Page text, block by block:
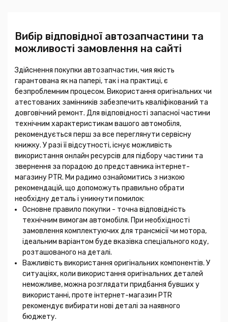
Вибір відповідної автозапчастини та
можливості замовлення на сайті
Здійснення покупки автозапчастин, чия якість
гарантована як на папері, так і на практиці, є
безпроблемним процесом. Використання оригінальних чи
атестованих замінників забезпечить кваліфікований та
довговічний ремонт. Для відповідності запасної частини
технічним характеристикам вашого автомобіля,
рекомендується перш за все переглянути сервісну
книжку. У разі її відсутності, існує можливість
використання онлайн ресурсів для підбору частини та
звернення за порадою до представника інтернет-
магазину PTR. Ми радимо ознайомитись з низкою
рекомендацій, що допоможуть правильно обрати
необхідну деталь і уникнути помилок:
Основне правило покупки - точна відповідність
технічним вимогам автомобіля. При необхідності
замовлення комплектуючих для трансмісії чи мотора,
ідеальним варіантом буде вказівка спеціального коду,
розташованого на деталі.
Важливість використання оригінальних компонентів. У
ситуаціях, коли використання оригінальних деталей
неможливе, можна розглядати придбання бувших у
використанні, проте інтернет-магазин PTR
рекомендує вибирати нові деталі за наявного
бюджету.